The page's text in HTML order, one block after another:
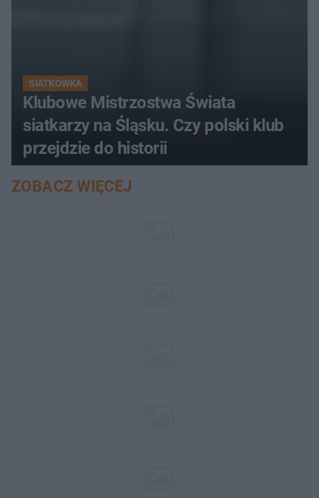
SIATKÓWKA
Klubowe Mistrzostwa Świata
siatkarzy na Śląsku. Czy polski klub
przejdzie do historii
ZOBACZ WIĘCEJ